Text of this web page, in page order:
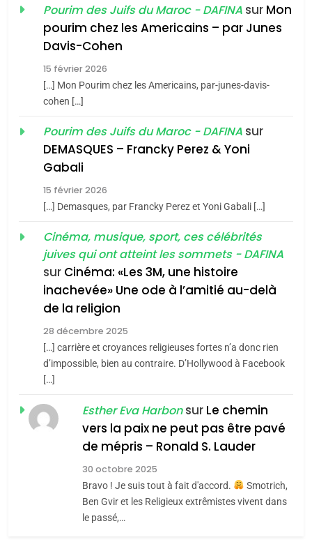
Maroc : Les amandes de
Tafraout, le miel de Tadla
du terroir
Oeil ravageur – Vanessa
De Loya Stauber
«Tu dis génocide, je dis
guerre»: La nouvelle
chanson de Boy George
ISRAÉL JUDAISME
Accords d’Isaac:
l’alliance pourrait
s’étendre à 13 pays
d’Amérique latine
ISRAÉL JUDAISME
2025, l’année la plus
meurtrière selon le
Pourim des Juifs du Maroc - DAFINA sur Mon
pourim chez les Americains – par Junes
Davis-Cohen
15 février 2026
[…] Mon Pourim chez les Americains, par-junes-davis-
cohen […]
Pourim des Juifs du Maroc - DAFINA sur
DEMASQUES – Francky Perez & Yoni
Gabali
15 février 2026
[…] Demasques, par Francky Perez et Yoni Gabali […]
Cinéma, musique, sport, ces célébrités
juives qui ont atteint les sommets - DAFINA
sur Cinéma: «Les 3M, une histoire
inachevée» Une ode à l’amitié au-delà
de la religion
28 décembre 2025
[…] carrière et croyances religieuses fortes n’a donc rien
d’impossible, bien au contraire. D’Hollywood à Facebook
[…]
Esther Eva Harbonsur Le chemin
vers la paix ne peut pas être pavé
de mépris – Ronald S. Lauder
30 octobre 2025
Bravo ! Je suis tout à fait d'accord.
Smotrich,
Ben Gvir et les Religieux extrêmistes vivent dans
le passé,…
meurtrière selon le rapport
l’antisémitisme
FIÈRE, DIGNE ET RÉSILIENTE :
POURQUOI JE REVENDIQUE
MA JUDAÏTE par Thérèse
Zrihen-Dvir
ISRAÉL
CE QUI NOUS MANQUE –
JUDAISME
Maroc : Les amandes de
Tafraout, le miel de Tadla
Azilal consacrés produits
du terroir
DAFINA MAROC